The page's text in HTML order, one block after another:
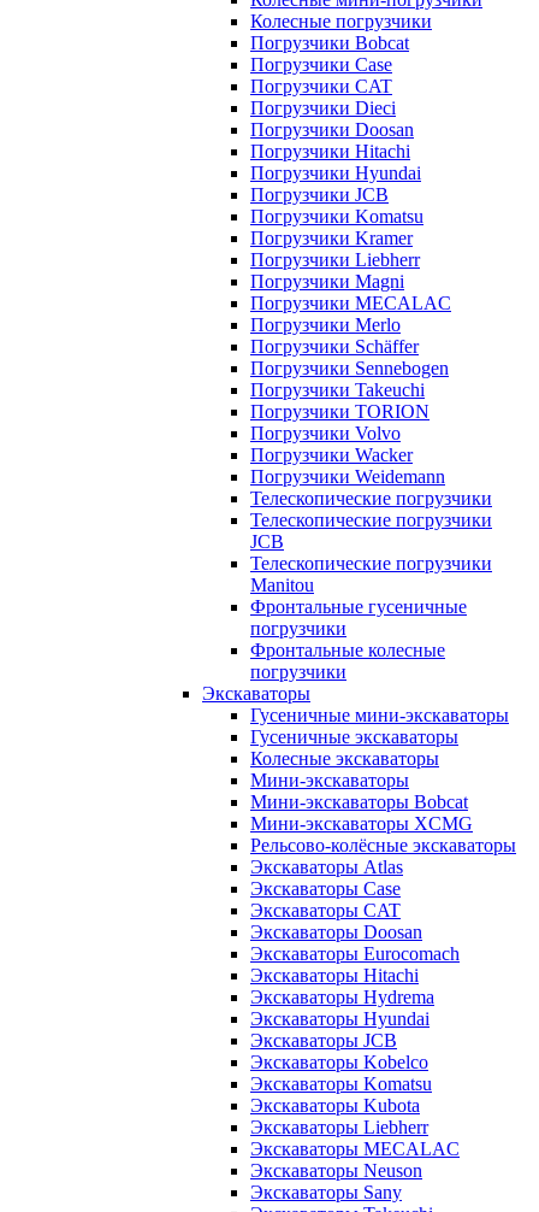
Колесные погрузчики
Погрузчики Bobcat
Погрузчики Case
Погрузчики CAT
Погрузчики Dieci
Погрузчики Doosan
Погрузчики Hitachi
Погрузчики Hyundai
Погрузчики JCB
Погрузчики Komatsu
Погрузчики Kramer
Погрузчики Liebherr
Погрузчики Magni
Погрузчики MECALAC
Погрузчики Merlo
Погрузчики Schäffer
Погрузчики Sennebogen
Погрузчики Takeuchi
Погрузчики TORION
Погрузчики Volvo
Погрузчики Wacker
Погрузчики Weidemann
Телескопические погрузчики
Телескопические погрузчики
JCB
Телескопические погрузчики
Manitou
Фронтальные гусеничные
погрузчики
Фронтальные колесные
погрузчики
Экскаваторы
Гусеничные мини-экскаваторы
Гусеничные экскаваторы
Колесные экскаваторы
Мини-экскаваторы
Мини-экскаваторы Bobcat
Мини-экскаваторы XCMG
Рельсово-колёсные экскаваторы
Экскаваторы Atlas
Экскаваторы Case
Экскаваторы CAT
Экскаваторы Doosan
Экскаваторы Eurocomach
Экскаваторы Hitachi
Экскаваторы Hydrema
Экскаваторы Hyundai
Экскаваторы JCB
Экскаваторы Kobelco
Экскаваторы Komatsu
Экскаваторы Kubota
Экскаваторы Liebherr
Экскаваторы MECALAC
Экскаваторы Neuson
Экскаваторы Sany